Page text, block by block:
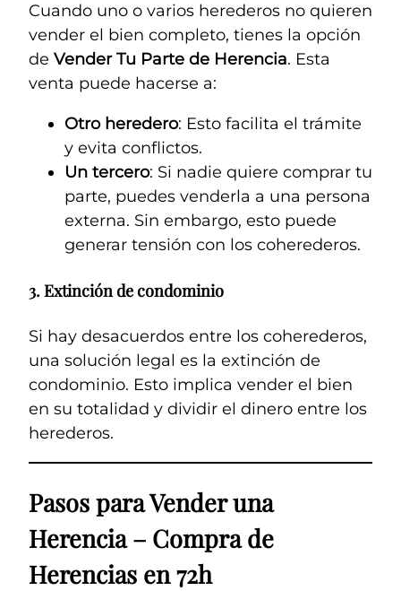
Cuando uno o varios herederos no quieren
vender el bien completo, tienes la opción
de Vender Tu Parte de Herencia. Esta
venta puede hacerse a:
Otro heredero: Esto facilita el trámite
y evita conflictos.
Un tercero: Si nadie quiere comprar tu
parte, puedes venderla a una persona
externa. Sin embargo, esto puede
generar tensión con los coherederos.
3.Extinción de condominio
Si hay desacuerdos entre los coherederos,
una solución legal es la extinción de
condominio. Esto implica vender el bien
en su totalidad y dividir el dinero entre los
herederos.
Pasos para Vender una
Herencia – Compra de
Herencias en 72h